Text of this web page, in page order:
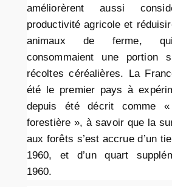
améliorèrent aussi
productivité agricole et
animaux de ferme, qui
consommaient une portion
récoltes céréalières. La
été le premier pays à
depuis été décrit comme
forestière », à savoir que la
aux forêts s’est accrue d’un
1960, et d’un quart
1960.